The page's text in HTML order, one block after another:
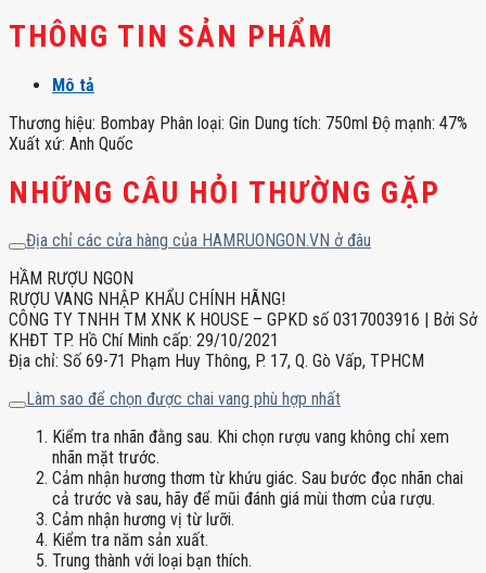
THÔNG TIN SẢN PHẨM
Mô tả
Thương hiệu: Bombay Phân loại: Gin Dung tích: 750ml Độ mạnh: 47%
Xuất xứ: Anh Quốc
NHỮNG CÂU HỎI THƯỜNG GẶP
Địa chỉ các cửa hàng của HAMRUONGON.VN ở đâu
HẦM RƯỢU NGON
RƯỢU VANG NHẬP KHẨU CHÍNH HÃNG!
CÔNG TY TNHH TM XNK K HOUSE – GPKD số 0317003916 | Bởi Sở
KHĐT TP. Hồ Chí Minh cấp: 29/10/2021
Địa chỉ: Số 69-71 Phạm Huy Thông, P. 17, Q. Gò Vấp, TPHCM
Làm sao để chọn được chai vang phù hợp nhất
Kiểm tra nhãn đằng sau. Khi chọn rượu vang không chỉ xem
nhãn mặt trước.
Cảm nhận hương thơm từ khứu giác. Sau bước đọc nhãn chai
cả trước và sau, hãy để mũi đánh giá mùi thơm của rượu.
Cảm nhận hương vị từ lưỡi.
Kiểm tra năm sản xuất.
Trung thành với loại bạn thích.